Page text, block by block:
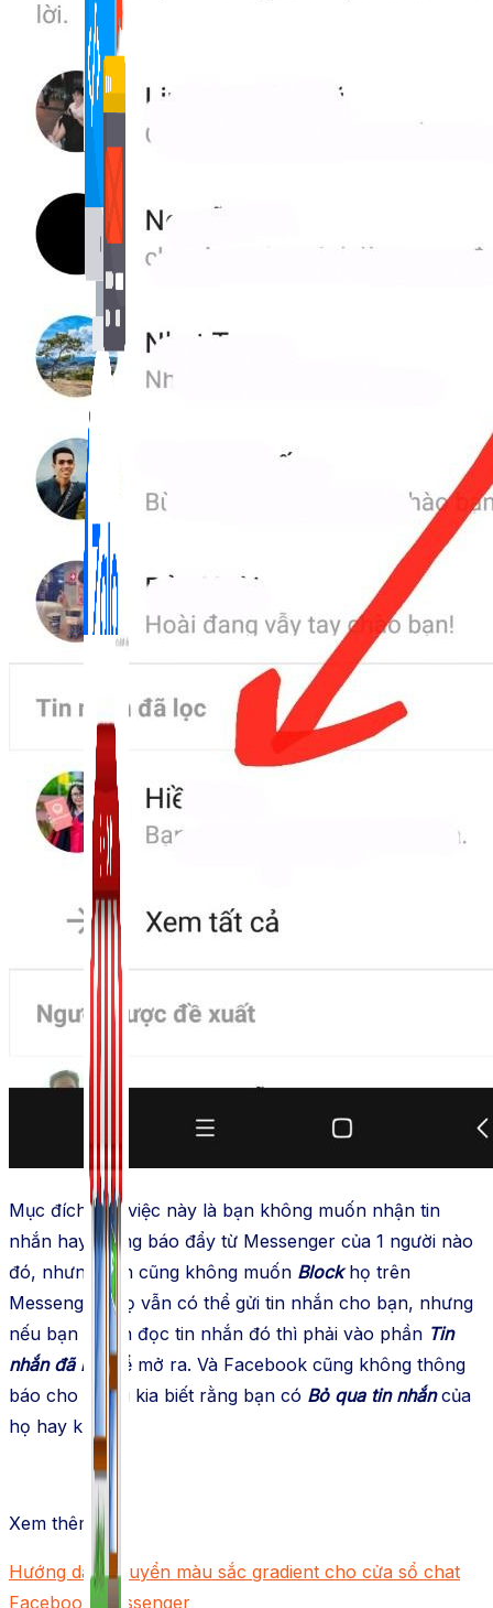
Bán Hàng Online
2,632 bài viết
New
Zalo Marketing
104 bài viết
New
Kiến Thức Website
309 bài viết
Mục đích của việc này là bạn không muốn nhận tin
nhắn hay thông báo đẩy từ Messenger của 1 người nào
đó, nhưng bạn cũng không muốn Blockhọ trên
Messenger. Họ vẫn có thể gửi tin nhắn cho bạn, nhưng
nếu bạn muốn đọc tin nhắn đó thì phải vào phần Tin
nhắn đã lọc
để mở ra. Và Facebook cũng không thông
báo cho người kia biết rằng bạn có Bỏ qua tin nhắncủa
họ hay không.
Xem thêm:
Hướng dẫn chuyển màu sắc gradient cho cửa sổ chat
Facebook Messenger